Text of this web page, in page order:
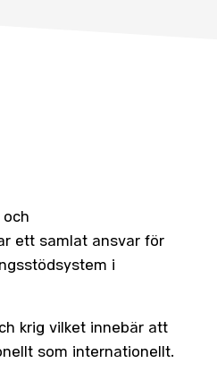
ett samlat ansvar för
i
krig vilket innebär att
som internationellt.